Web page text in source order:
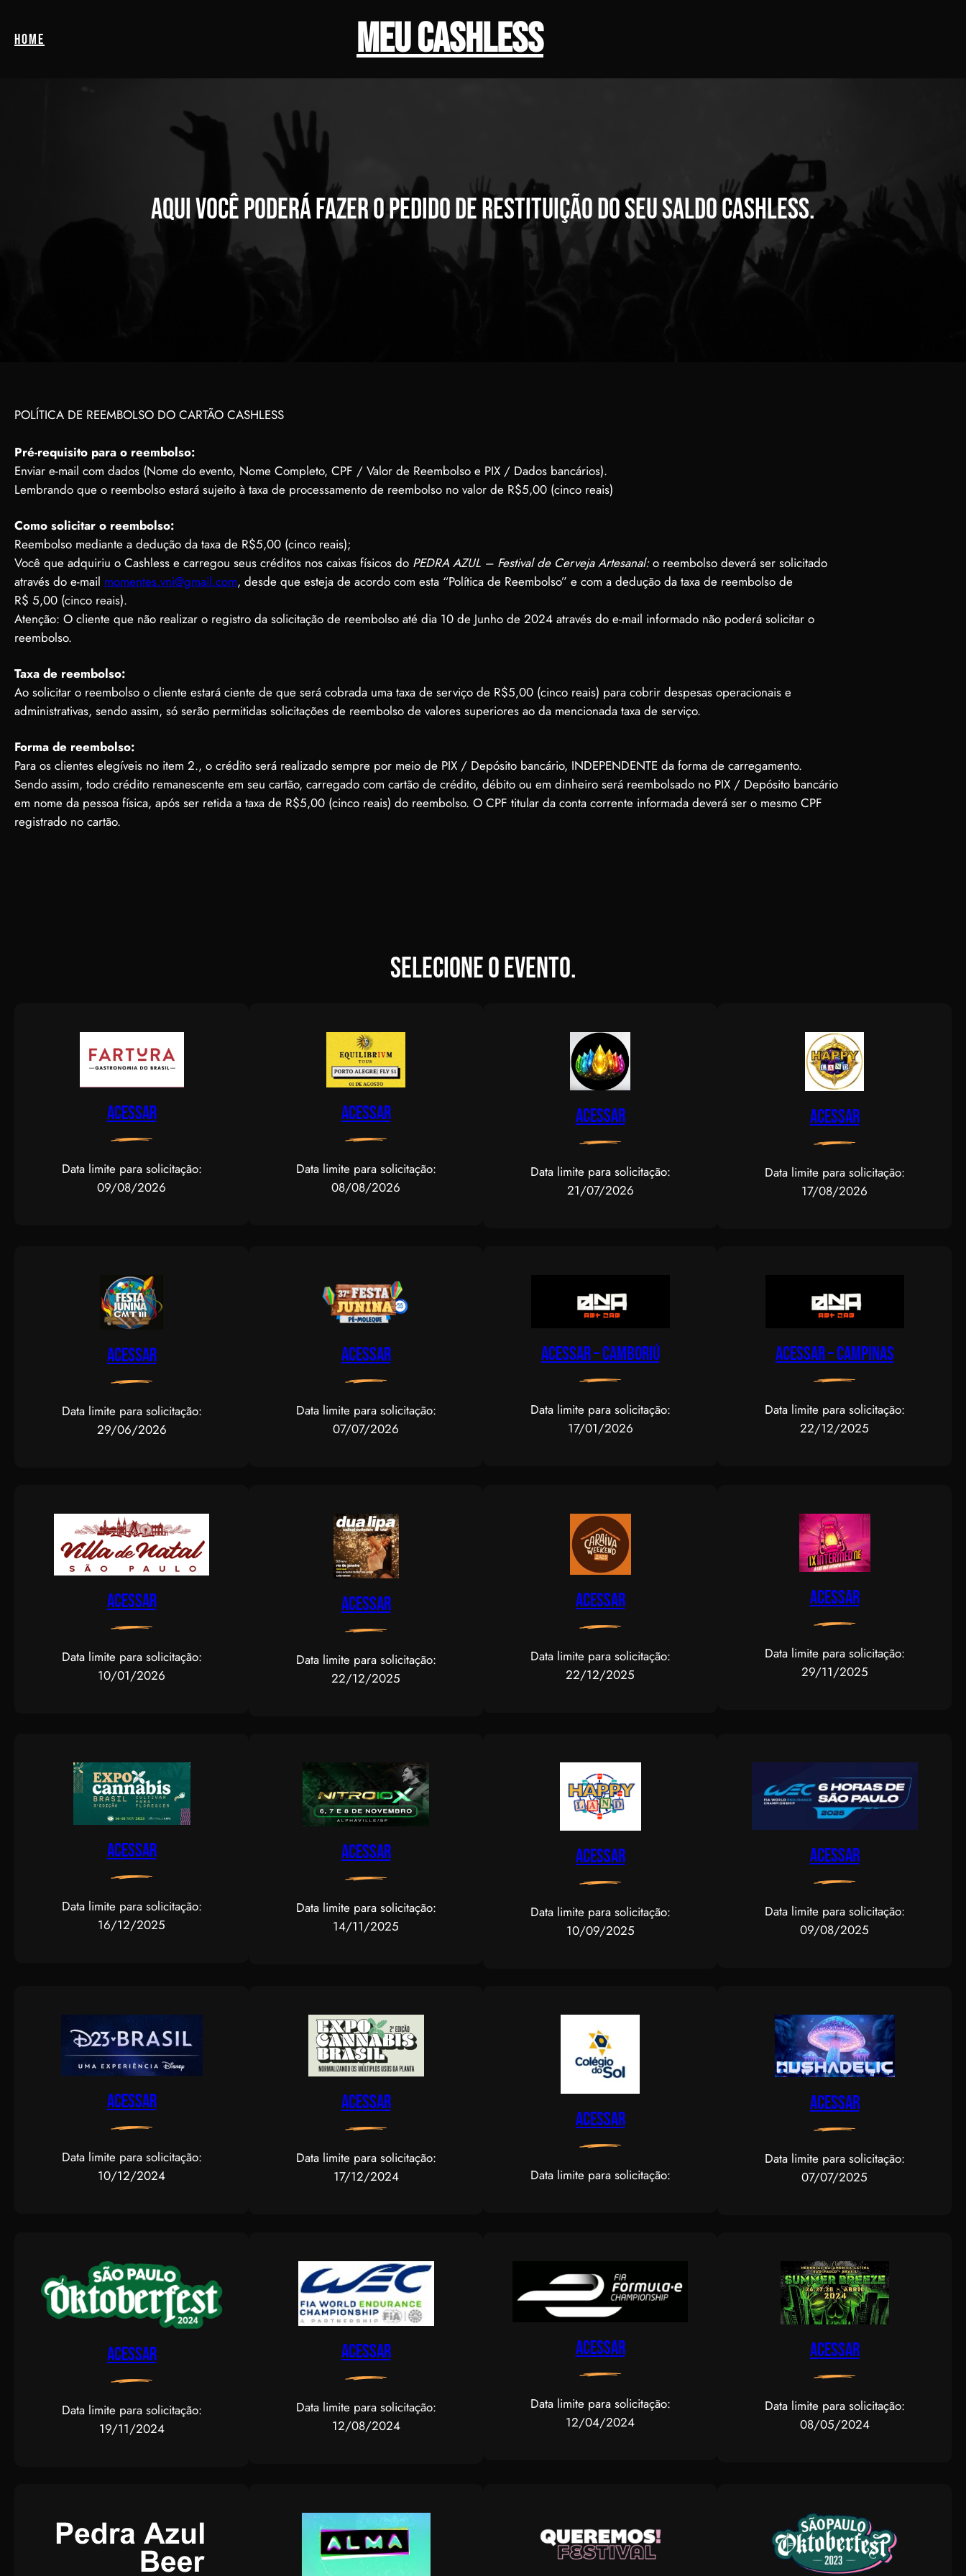
Home Meu Cashless
Aqui você poderá fazer o pedido de restituição do seu saldo Cashless.
POLÍTICA DE REEMBOLSO DO CARTÃO CASHLESS
Pré-requisito para o reembolso:
Enviar e-mail com dados (Nome do evento, Nome Completo, CPF / Valor de Reembolso e PIX / Dados bancários).
Lembrando que o reembolso estará sujeito à taxa de processamento de reembolso no valor de R$5,00 (cinco reais)
Como solicitar o reembolso:
Reembolso mediante a dedução da taxa de R$5,00 (cinco reais);
Você que adquiriu o Cashless e carregou seus créditos nos caixas físicos do PEDRA AZUL – Festival de Cerveja Artesanal:o reembolso deverá ser solicitado
através do e-mail momentes.vni@gmail.com, desde que esteja de acordo com esta “Política de Reembolso” e com a dedução da taxa de reembolso de
R$ 5,00 (cinco reais).
Atenção: O cliente que não realizar o registro da solicitação de reembolso até dia 10 de Junho de 2024 através do e-mail informado não poderá solicitar o
reembolso.
Taxa de reembolso:
Ao solicitar o reembolso o cliente estará ciente de que será cobrada uma taxa de serviço de R$5,00 (cinco reais) para cobrir despesas operacionais e
administrativas, sendo assim, só serão permitidas solicitações de reembolso de valores superiores ao da mencionada taxa de serviço.
Forma de reembolso:
Para os clientes elegíveis no item 2., o crédito será realizado sempre por meio de PIX / Depósito bancário, INDEPENDENTE da forma de carregamento.
Sendo assim, todo crédito remanescente em seu cartão, carregado com cartão de crédito, débito ou em dinheiro será reembolsado no PIX / Depósito bancário
em nome da pessoa física, após ser retida a taxa de R$5,00 (cinco reais) do reembolso. O CPF titular da conta corrente informada deverá ser o mesmo CPF
registrado no cartão.
Selecione o evento.
Acessar
Data limite para solicitação:
09/08/2026
Acessar
Data limite para solicitação:
08/08/2026
Acessar
Data limite para solicitação:
21/07/2026
Acessar
Data limite para solicitação:
17/08/2026
Acessar
Data limite para solicitação:
29/06/2026
Acessar
Data limite para solicitação:
07/07/2026
Acessar – CAMBORIÚ
Data limite para solicitação:
17/01/2026
Acessar – CAMPINAS
Data limite para solicitação:
22/12/2025
Acessar
Data limite para solicitação:
10/01/2026
Acessar
Data limite para solicitação:
22/12/2025
Acessar
Data limite para solicitação:
22/12/2025
Acessar
Data limite para solicitação:
29/11/2025
Acessar
Data limite para solicitação:
16/12/2025
Acessar
Data limite para solicitação:
14/11/2025
Acessar
Data limite para solicitação:
10/09/2025
Acessar
Data limite para solicitação:
09/08/2025
Acessar
Data limite para solicitação:
10/12/2024
Acessar
Data limite para solicitação:
17/12/2024
Acessar
Data limite para solicitação:
Acessar
Data limite para solicitação:
07/07/2025
Acessar
Data limite para solicitação:
19/11/2024
Acessar
Data limite para solicitação:
12/08/2024
Acessar
Data limite para solicitação:
12/04/2024
Acessar
Data limite para solicitação:
08/05/2024